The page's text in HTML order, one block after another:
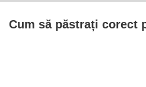
Cum să păstrați corect